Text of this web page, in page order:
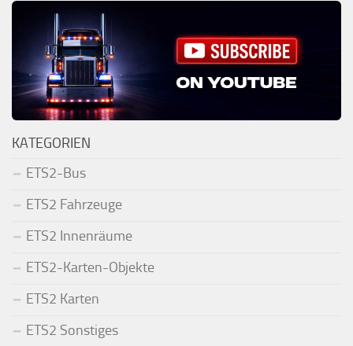
KATEGORIEN
ETS2-Bus
ETS2 Fahrzeuge
ETS2 Innenräume
ETS2-Karten-Objekte
ETS2 Karten
ETS2 Sonstiges